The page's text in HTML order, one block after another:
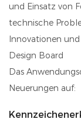
und Einsatz von
technische
Innovationen
Design Board
Das
Neuerungen auf: